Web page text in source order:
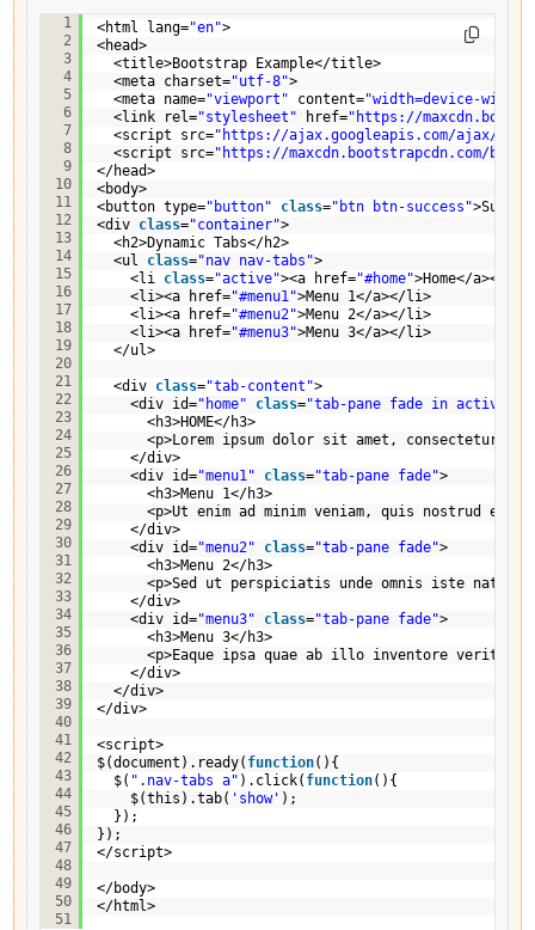
1
2
3
4
5
6
7
8
9
10
11
12
13
14
15
16
17
18
19
20
21
22
23
24
25
26
27
28
29
30
31
32
33
34
35
36
37
38
39
40
41
42
43
44
45
46
47
48
49
50
51
<!DOCTYPE html>
<html lang="en">
<head>
<title>Bootstrap Example</title>
<meta charset="utf-8">
<meta name="viewport" content="width=device-
<link rel="stylesheet" href=" https://
<script src=" https://ajax.googleapis.com/ajax/
<script src=" https://maxcdn.bootstrapcdn.com/
</head>
<body>
<button type="button" class="btn btn-success"
<div class="container">
<h2>Dynamic Tabs</h2>
<ul class="nav nav-tabs">
<li class="active"><a href="#home">Home</a></li>
<li><a href="#menu1">Menu 1</a></li>
<li><a href="#menu2">Menu 2</a></li>
<li><a href="#menu3">Menu 3</a></li>
</ul>
<div class="tab-content">
<div id="home" class="tab-pane fade in active"
<h3>HOME</h3>
<p>Lorem ipsum dolor sit amet, consectetur
</div>
<div id="menu1" class="tab-pane fade">
<h3>Menu 1</h3>
<p>Ut enim ad minim veniam, quis nostrud
</div>
<div id="menu2" class="tab-pane fade">
<h3>Menu 2</h3>
<p>Sed ut perspiciatis unde omnis iste natus
</div>
<div id="menu3" class="tab-pane fade">
<h3>Menu 3</h3>
<p>Eaque ipsa quae ab illo inventore
</div>
</div>
</div>
<script>
$(document).ready( function(){
$( ".nav-tabs a" ).click( function(){
$(this).tab( 'show' );
});
});
</script>
</body>
</html>